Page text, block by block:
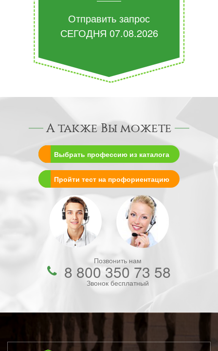
Отправить запрос
СЕГОДНЯ 07.08.2026
А также Вы можете
Выбрать профессию из каталога
Пройти тест на профориентацию
Позвонить нам
8 800 350 73 58
Звонок бесплатный